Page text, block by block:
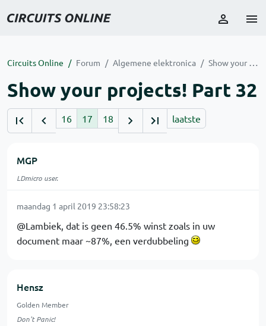
Circuits Online Forum Algemene elektronica Show your projects! Part 32
Show your projects! Part 32
16 17 18 laatste
MGP
LDmicro user.
maandag 1 april 2019 23:58:23
@Lambiek, dat is geen 46.5% winst zoals in uw
document maar ~87%, een verdubbeling
Hensz
Golden Member
Don't Panic!